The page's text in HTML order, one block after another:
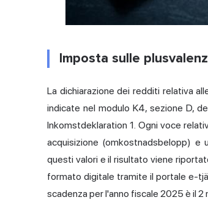
Imposta sulle
La dichiarazione dei redditi relativa
indicate nel modulo K4, sezione D,
Inkomstdeklaration 1. Ogni voce
acquisizione (omkostnadsbelopp) e
questi valori e il risultato viene
formato digitale tramite il portale e-
scadenza per l'anno fiscale 2025 è il 2